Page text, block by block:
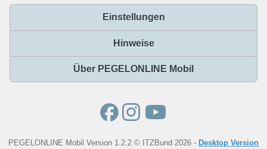
Einstellungen
Hinweise
Über PEGELONLINE Mobil
PEGELONLINE Mobil Version 1.2.2 © ITZBund 2026 - Desktop Version